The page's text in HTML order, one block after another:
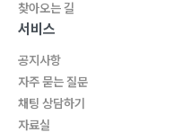
찾아오는 길
서비스
공지사항
자주 묻는 질문
채팅 상담하기
자료실